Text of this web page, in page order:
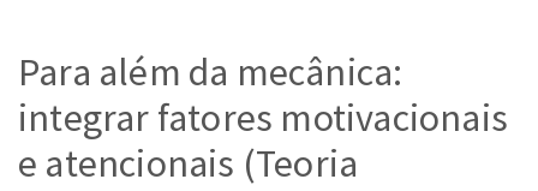
Para além da mecânica:
integrar fatores motivacionais
e atencionais (Teoria